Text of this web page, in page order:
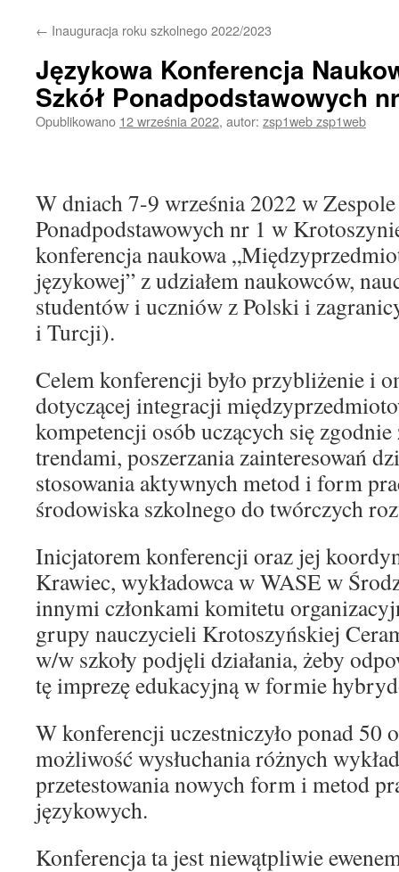
← Inauguracja roku szkolnego 2022/2023
Językowa Konferencja
Szkół Ponadpodstawowych
Opublikowano 12 września 2022, autor: zsp1web zsp1web
W dniach 7-9 września 2022 w Zespole
Ponadpodstawowych nr 1 w
konferencja naukowa
językowej” z udziałem naukowców,
studentów i uczniów z Polski i
i Turcji).
Celem konferencji było przybliżenie i
dotyczącej integracji
kompetencji osób uczących się zgodnie
trendami, poszerzania zainteresowań
stosowania aktywnych metod i form
środowiska szkolnego do twórczych
Inicjatorem konferencji oraz jej
Krawiec, wykładowca w WASE w
innymi członkami komitetu
grupy nauczycieli Krotoszyńskiej
w/w szkoły podjęli działania, żeby
tę imprezę edukacyjną w formie
W konferencji uczestniczyło ponad 50
możliwość wysłuchania różnych
przetestowania nowych form i metod
językowych.
Konferencja ta jest niewątpliwie